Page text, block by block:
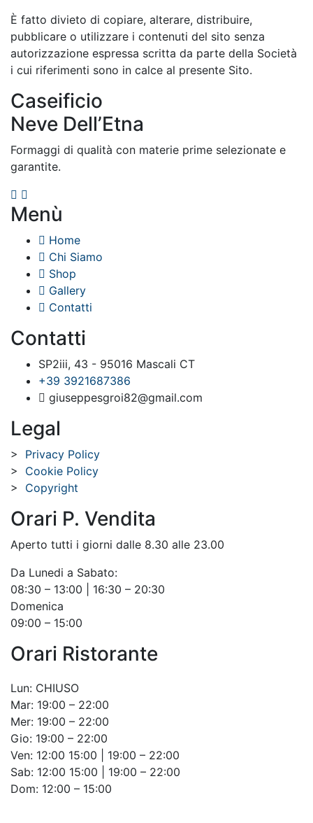
È fatto divieto di copiare, alterare, distribuire,
pubblicare o utilizzare i contenuti del sito senza
autorizzazione espressa scritta da parte della Società
i cui riferimenti sono in calce al presente Sito.
Caseificio
Neve Dell’Etna
Formaggi di qualità con materie prime selezionate e
garantite.
Menù
Home
Chi Siamo
Shop
Gallery
Contatti
Contatti
SP2iii, 43 - 95016 Mascali CT
+39 3921687386
giuseppesgroi82@gmail.com
Legal
> Privacy Policy
> Cookie Policy
> Copyright
Orari P. Vendita
Aperto tutti i giorni dalle 8.30 alle 23.00
Da Lunedi a Sabato:
08:30 – 13:00 | 16:30 – 20:30
Domenica
09:00 – 15:00
Orari Ristorante
Lun: CHIUSO
Mar: 19:00 – 22:00
Mer: 19:00 – 22:00
Gio: 19:00 – 22:00
Ven: 12:00 15:00 | 19:00 – 22:00
Sab: 12:00 15:00 | 19:00 – 22:00
Dom: 12:00 – 15:00